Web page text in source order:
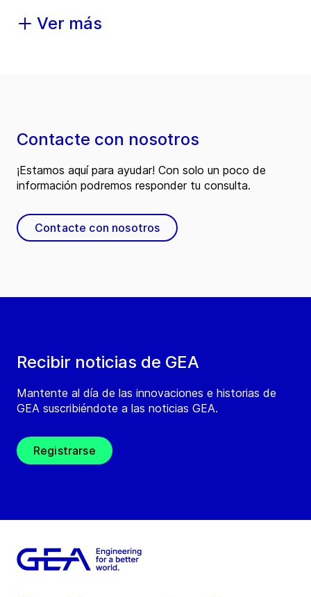
Ver más
Recibir noticias de GEA
Mantente al día de las innovaciones e historias de
GEA suscribiéndote a las noticias GEA.
Registrarse
Contacte con nosotros
¡Estamos aquí para ayudar! Con solo un poco de
información podremos responder tu consulta.
Contacte con nosotros